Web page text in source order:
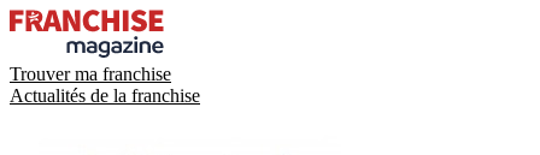
Trouver ma franchise
Actualités de la franchise